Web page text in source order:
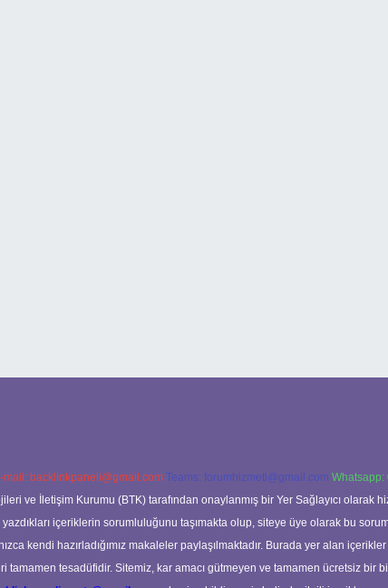
mail: backlinkpaneli@gmail.com Teams: forumhizmeti@gmail.com Whatsapp:
ve İletişim Kurumu (BTK) tarafından onaylanmış bir Yer Sağlayıcı
içeriklerin sorumluluğunu taşımakta olup, siteye üye olarak bu
kendi hazırladığımız makaleler paylaşılmaktadır. Burada yer alan
tamamen tesadüfidir. Sitemiz, kar amacı gütmeyen ve tamamen ücretsiz bir